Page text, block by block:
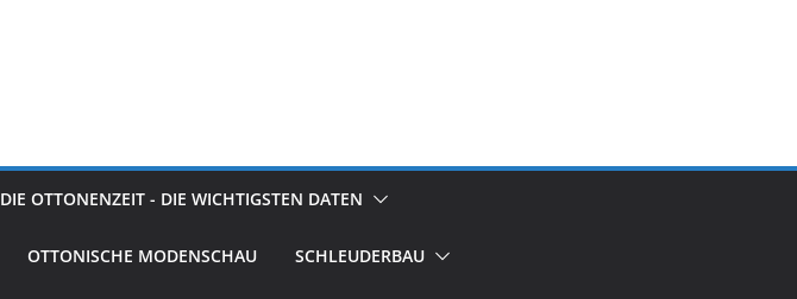
DIE OTTONENZEIT - DIE WICHTIGSTEN DATEN
OTTONISCHE MODENSCHAU SCHLEUDERBAU